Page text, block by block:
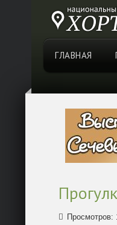
ГЛАВНАЯ
Просмотров: